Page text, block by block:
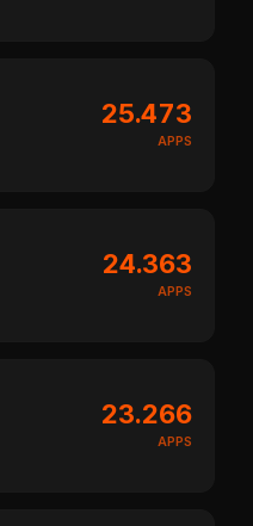
25.473
APPS
24.363
APPS
23.266
APPS